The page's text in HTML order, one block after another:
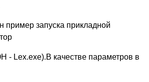
пример запуска прикладной
- Lex.exe).В качестве параметров в